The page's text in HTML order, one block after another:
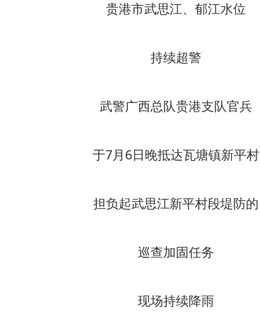
贵港市武思江、郁江水位
持续超警
武警广西总队贵港支队官兵
于7月6日晚抵达瓦塘镇新平村
担负起武思江新平村段堤防的
巡查加固任务
现场持续降雨